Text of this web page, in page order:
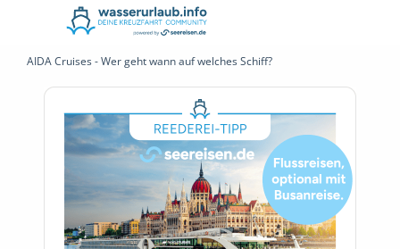
AIDA Cruises - Wer geht wann auf welches Schiff?